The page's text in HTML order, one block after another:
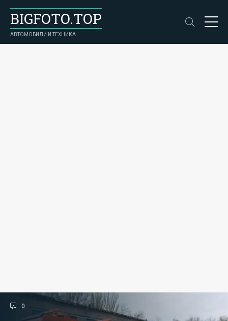
BIGFOTO.TOP
АВТОМОБИЛИ И ТЕХНИКА
0